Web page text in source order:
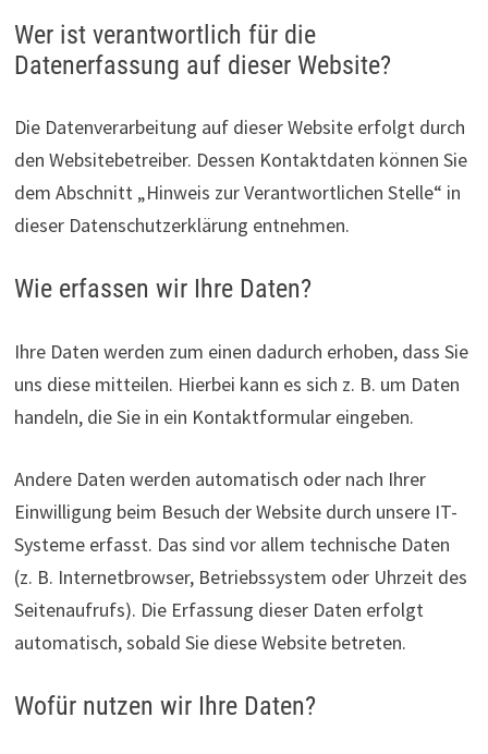
Wer ist verantwortlich für die
Datenerfassung auf dieser Website?
Die Datenverarbeitung auf dieser Website erfolgt durch
den Websitebetreiber. Dessen Kontaktdaten können Sie
dem Abschnitt „Hinweis zur Verantwortlichen Stelle“ in
dieser Datenschutzerklärung entnehmen.
Wie erfassen wir Ihre Daten?
Ihre Daten werden zum einen dadurch erhoben, dass Sie
uns diese mitteilen. Hierbei kann es sich z. B. um Daten
handeln, die Sie in ein Kontaktformular eingeben.
Andere Daten werden automatisch oder nach Ihrer
Einwilligung beim Besuch der Website durch unsere IT-
Systeme erfasst. Das sind vor allem technische Daten
(z. B. Internetbrowser, Betriebssystem oder Uhrzeit des
Seitenaufrufs). Die Erfassung dieser Daten erfolgt
automatisch, sobald Sie diese Website betreten.
Wofür nutzen wir Ihre Daten?